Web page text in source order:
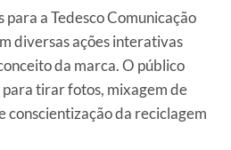
para a Tedesco Comunicação
diversas ações interativas
da marca. O público
tirar fotos, mixagem de
conscientização da reciclagem